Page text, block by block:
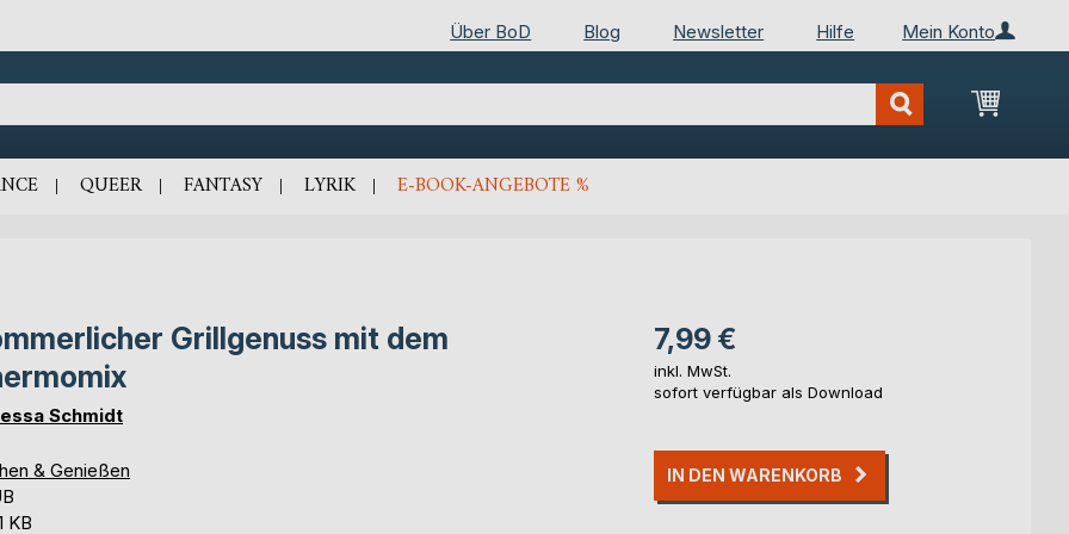
Mein Konto
Über BoD Blog Newsletter Hilfe
Mein
QUEER FANTASY LYRIK E-BOOK-ANGEBOTE %
Grillgenuss mit dem
Schmidt
& Genießen
KB
7,99 €
inkl. MwSt.
sofort verfügbar als Download
IN DEN WARENKORB